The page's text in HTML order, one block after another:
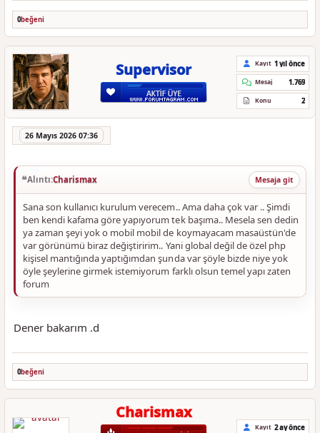
0beğeni
Supervisor Kayıt 1 yıl önce
Mesaj 1.769
Konu 2
26 Mayıs 2026 07:36
Alıntı:Charismax Mesaja git
Sana son kullanıcı kurulum verecem.. Ama daha çok var .. Şimdi
ben kendi kafama göre yapıyorum tek başıma.. Mesela sen dedin
ya zaman şeyi yok o mobil mobil de koymayacam masaüstün'de
var görünümü biraz değiştiririm.. Yani global değil de özel php
kişisel mantığında yaptığımdan şunda var şöyle bizde niye yok
öyle şeylerine girmek istemiyorum farklı olsun temel yapı zaten
forum
Dener bakarım .d
0beğeni
Charismax
Kayıt 2 ay önce